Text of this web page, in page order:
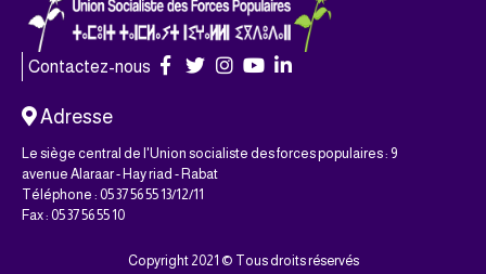
Contactez-nous
Adresse
Le siège central de l'Union socialiste des forces populaires : 9
avenue Alaraar - Hay riad - Rabat
Téléphone : 05 37 56 55 13/12/11
Fax : 05 37 56 55 10
Copyright 2021 © Tous droits réservés